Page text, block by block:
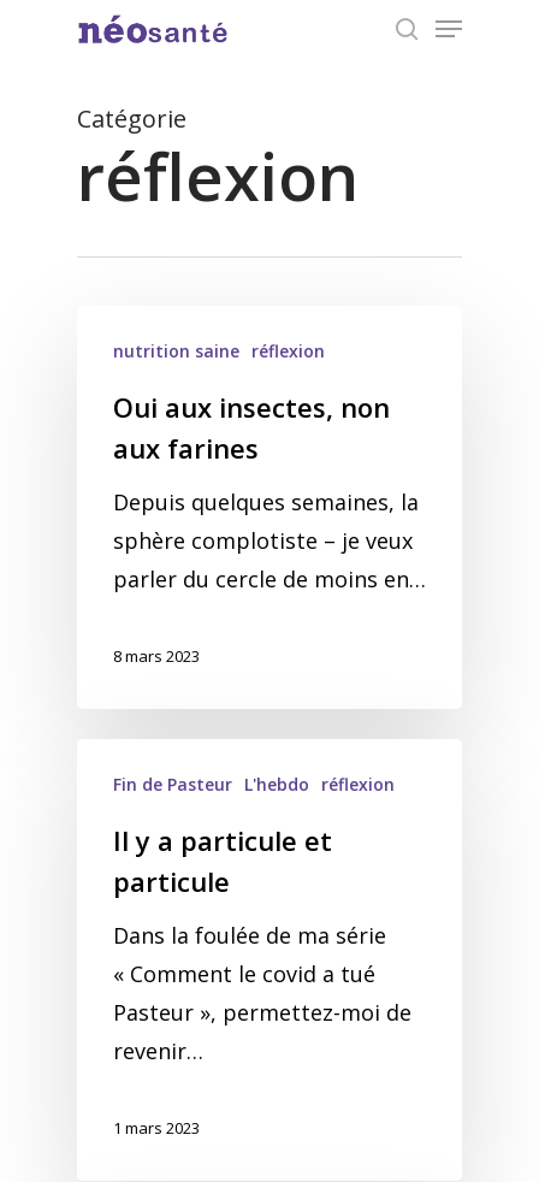
content
Menu
Catégorie
réflexion
nutrition saine réflexion
Oui aux insectes, non
aux farines
Depuis quelques semaines, la
sphère complotiste – je veux
parler du cercle de moins en…
8 mars 2023
Fin de Pasteur L'hebdo réflexion
Il y a particule et
particule
Dans la foulée de ma série
« Comment le covid a tué
Pasteur », permettez-moi de
revenir…
1 mars 2023